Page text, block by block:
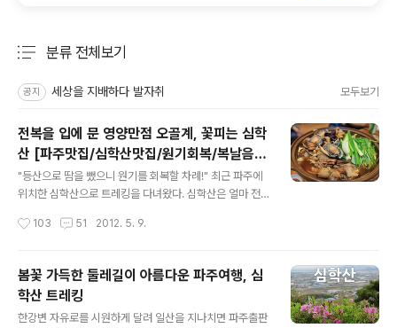
분류 전체보기
공지 세상을 지배하다 발자취 모두보기
전복을 입에 문 영양만점 오골계, 꽃피는 심학
산 [파주맛집/심학산맛집/원기회복/복날음
식/옻닭/백숙/닭볶음탕]
"등산으로 땀을 뺐으니 원기를 회복할 차례!" 최근 파주에
위치한 심학산으로 트레킹을 다녀왔다. 심학산은 얼마 전
는 둘레길이 매력인 파주의 자랑이다. 여하튼 날도 많이 더
심학산 입구에 위치한 어느 음식점을 찾았다. 이라는 상호
의 이 음식점은 등산으로 인하여 허기진 배를 채우거나 무
더운 복날의 원기 회복을 위해 안성맞춤인 닭 요리들을 팔
고 있는 곳이다. 능이버섯과 황기를 함께 고아 먹는 백숙에
103 51 2012. 5. 9.
봄꽃 가득한 둘레길이 아름다운 파주여행, 심
학산 트레킹
한강변 자유로를 시원하게 달려 일산을 지나치면 파주출판